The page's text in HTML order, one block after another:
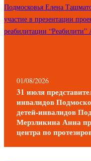
01/08/2026
31 июля
инвалидов
детей-инвалидов
Мерзликина Анна
центра по